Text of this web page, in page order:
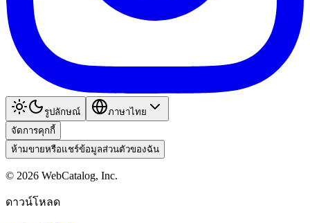
รูปลักษณ์
ภาษาไทย
จัดการคุกกี้
ห้ามขายหรือแชร์ข้อมูลส่วนตัวของฉัน
© 2026 WebCatalog, Inc.
ดาวน์โหลด